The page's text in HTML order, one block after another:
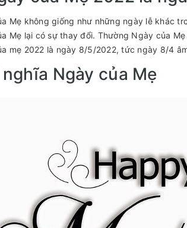
Mẹ không giống như những ngày lễ khác
Mẹ lại có sự thay đổi. Thường Ngày của
mẹ 2022 là ngày 8/5/2022, tức ngày 8/4
nghĩa Ngày của Mẹ